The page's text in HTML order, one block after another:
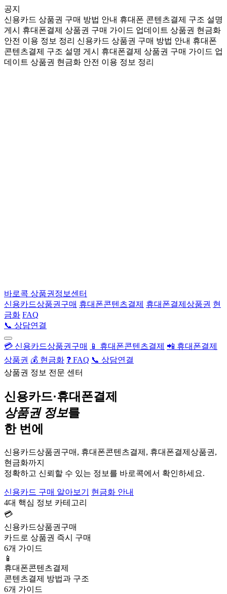
공지
신용카드 상품권 구매 방법 안내 휴대폰 콘텐츠결제 구조 설명
게시
휴대폰결제 상품권 구매 가이드 업데이트 상품권 현금화
안전 이용 정보 정리 신용카드 상품권 구매 방법 안내 휴대폰
콘텐츠결제 구조 설명 게시
휴대폰결제 상품권 구매 가이드 업
데이트 상품권 현금화 안전 이용 정보 정리
바로콕 상품권정보센터
신용카드상품권구매 휴대폰콘텐츠결제 휴대폰결제상품권 현
금화 FAQ
📞 상담연결
💳 신용카드상품권구매 📱 휴대폰콘텐츠결제 📲 휴대폰결제
상품권 💰 현금화 ❓ FAQ 📞 상담연결
상품권 정보 전문 센터
신용카드·휴대폰결제
상품권 정보를
한 번에
신용카드상품권구매, 휴대폰콘텐츠결제, 휴대폰결제상품권,
현금화까지
정확하고 신뢰할 수 있는 정보를 바로콕에서 확인하세요.
신용카드 구매 알아보기
현금화 안내
4대 핵심 정보 카테고리
💳
신용카드상품권구매
카드로 상품권 즉시 구매
6개 가이드
📱
휴대폰콘텐츠결제
콘텐츠결제 방법과 구조
6개 가이드